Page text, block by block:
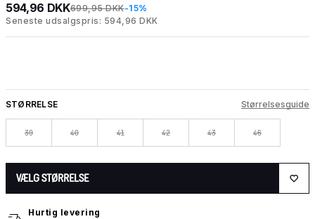
594,96 DKK699,95 DKK-15%
Seneste udsalgspris: 594,96 DKK
STØRRELSE Størrelsesguide
39 40 41 42 43 46
VÆLG STØRRELSE
Hurtig levering